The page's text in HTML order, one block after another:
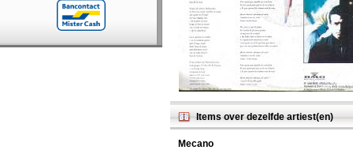
Items over dezelfde artiest(en)
Mecano